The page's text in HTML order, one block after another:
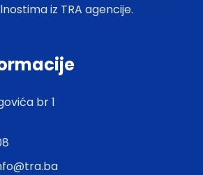
iz TRA agencije.
br 1